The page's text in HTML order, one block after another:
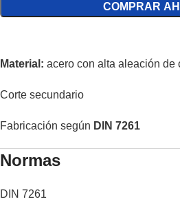
COMPRAR
Material: acero con alta aleación de
Corte secundario
Fabricación según DIN 7261
Normas
DIN 7261